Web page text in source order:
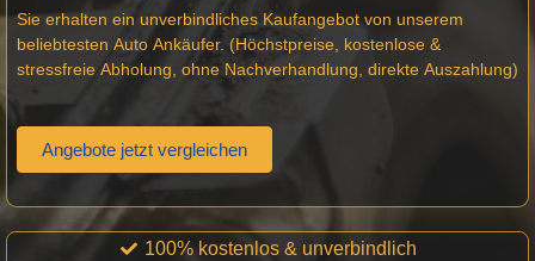
Sie erhalten ein unverbindliches Kaufangebot von unserem
beliebtesten Auto Ankäufer. (Höchstpreise, kostenlose &
stressfreie Abholung, ohne Nachverhandlung, direkte Auszahlung)
Angebote jetzt vergleichen
100% kostenlos & unverbindlich